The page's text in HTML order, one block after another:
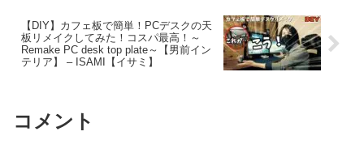
【DIY】カフェ板で簡単！PCデスクの天
板リメイクしてみた！コスパ最高！～
Remake PC desk top plate～【男前イン
テリア】 – ISAMI【イサミ】
コメント